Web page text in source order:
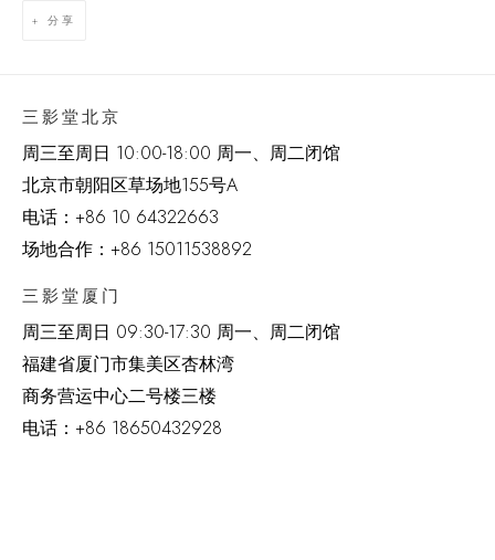
分享
三影堂北京
周三至周日 10:00-18:00 周一、周二闭馆
北京市朝阳区草场地155号A
电话： +86 10 64322663
场地合作：+86 15011538892
三影堂厦门
周三至周日 09:30-17:30 周一、周二闭馆
福建省厦门市集美区杏林湾
商务营运中心二号楼三楼
电话： +86 18650432928